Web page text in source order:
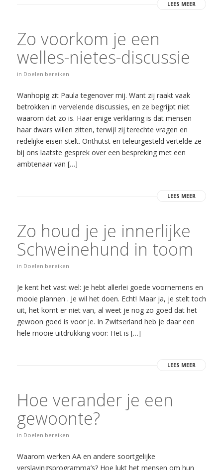
LEES MEER
Zo voorkom je een
welles-nietes-discussie
in Doelen bereiken
Wanhopig zit Paula tegenover mij. Want zij raakt vaak
betrokken in vervelende discussies, en ze begrijpt niet
waarom dat zo is. Haar enige verklaring is dat mensen
haar dwars willen zitten, terwijl zij terechte vragen en
redelijke eisen stelt. Onthutst en teleurgesteld vertelde ze
bij ons laatste gesprek over een bespreking met een
ambtenaar van […]
LEES MEER
Zo houd je je innerlijke
Schweinehund in toom
in Doelen bereiken
Je kent het vast wel: je hebt allerlei goede voornemens en
mooie plannen . Je wil het doen. Echt! Maar ja, je stelt toch
uit, het komt er niet van, al weet je nog zo goed dat het
gewoon goed is voor je. In Zwitserland heb je daar een
hele mooie uitdrukking voor: Het is […]
LEES MEER
Hoe verander je een
gewoonte?
in Doelen bereiken
Waarom werken AA en andere soortgelijke
verslavingsprogramma’s? Hoe lukt het mensen om hun